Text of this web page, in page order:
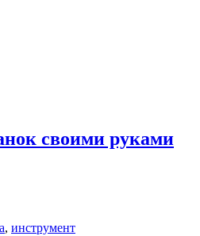
своими руками
, инструмент